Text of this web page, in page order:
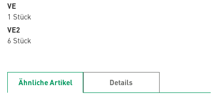
VE
1 Stück
VE2
6 Stück
Ähnliche Artikel Details